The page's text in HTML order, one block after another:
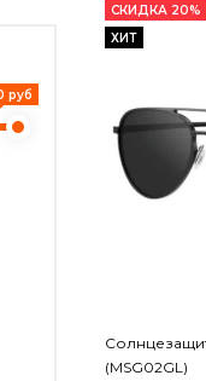
руб
СКИДКА 20%
ХИТ
(MSG02GL)